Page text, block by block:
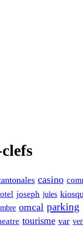
casino
joseph jules
omcal parking
tourisme var